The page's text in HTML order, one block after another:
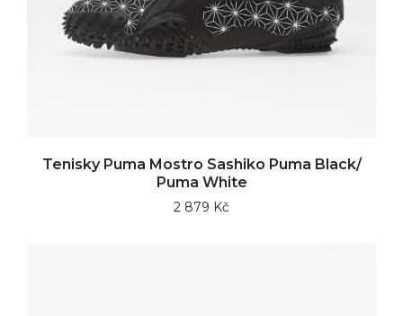
Tenisky Puma Mostro Sashiko Puma Black/
Puma White
2 879 Kč